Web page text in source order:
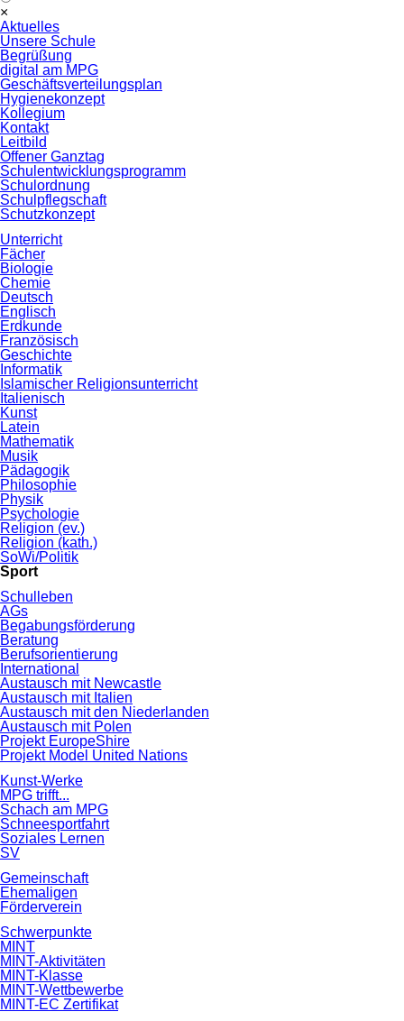
×
überspringen
Aktuelles
Unsere Schule
Begrüßung
digital am MPG
Geschäftsverteilungsplan
Hygienekonzept
Kollegium
Kontakt
Leitbild
Offener Ganztag
Schulentwicklungsprogramm
Schulordnung
Schulpflegschaft
Schutzkonzept
Unterricht
Fächer
Biologie
Chemie
Deutsch
Englisch
Erdkunde
Französisch
Geschichte
Informatik
Islamischer Religionsunterricht
Italienisch
Kunst
Latein
Mathematik
Musik
Pädagogik
Philosophie
Physik
Psychologie
Religion (ev.)
Religion (kath.)
SoWi/Politik
Sport
Schulleben
AGs
Begabungsförderung
Beratung
Berufsorientierung
International
Austausch mit Newcastle
Austausch mit Italien
Austausch mit den Niederlanden
Austausch mit Polen
Projekt EuropeShire
Projekt Model United Nations
Kunst-Werke
MPG trifft...
Schach am MPG
Schneesportfahrt
Soziales Lernen
SV
Gemeinschaft
Ehemaligen
Förderverein
Schwerpunkte
MINT
MINT-Aktivitäten
MINT-Klasse
MINT-Wettbewerbe
MINT-EC Zertifikat